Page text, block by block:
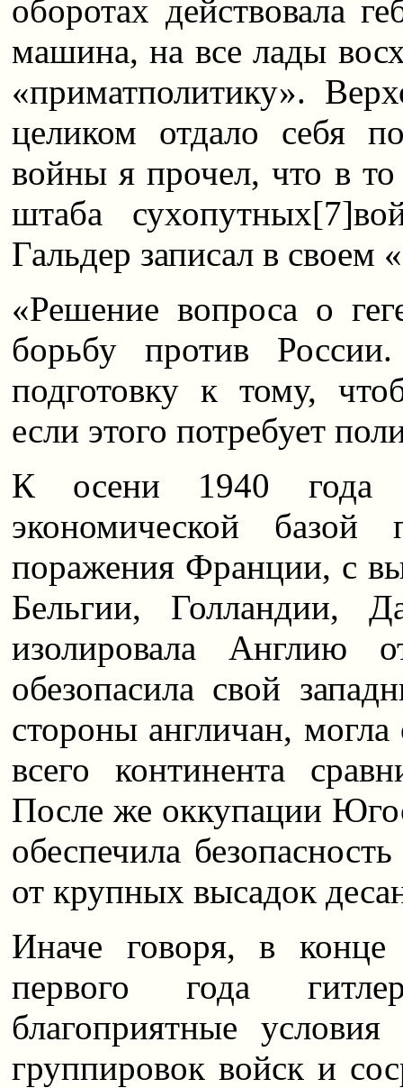
оборотах действовала
машина, на все лады
«приматполитику».
целиком отдало себя
войны я прочел, что в то
штаба сухопутных[7]
Гальдер записал в своем
«Решение вопроса о
борьбу против
подготовку к тому,
если этого потребует
К осени 1940 года
экономической
поражения Франции, с
Бельгии, Голландии,
изолировала Англию
обезопасила свой
стороны англичан,
всего континента
После же оккупации
обеспечила
от крупных высадок
Иначе говоря, в
первого года
благоприятные
группировок войск и